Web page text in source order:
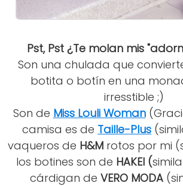
Pst, Pst ¿Te molan mis
Son una chulada que
botita o botín en una
irresstible ;)
Son de Miss Louli Woman
camisa es de Taille-Plus
vaqueros de H&Mrotos por mi
los botines son de HAKEI (
cárdigan de VERO MODA